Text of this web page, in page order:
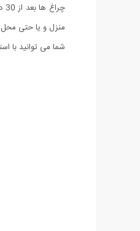
منزل و یا حتی محل
شما می توانید با